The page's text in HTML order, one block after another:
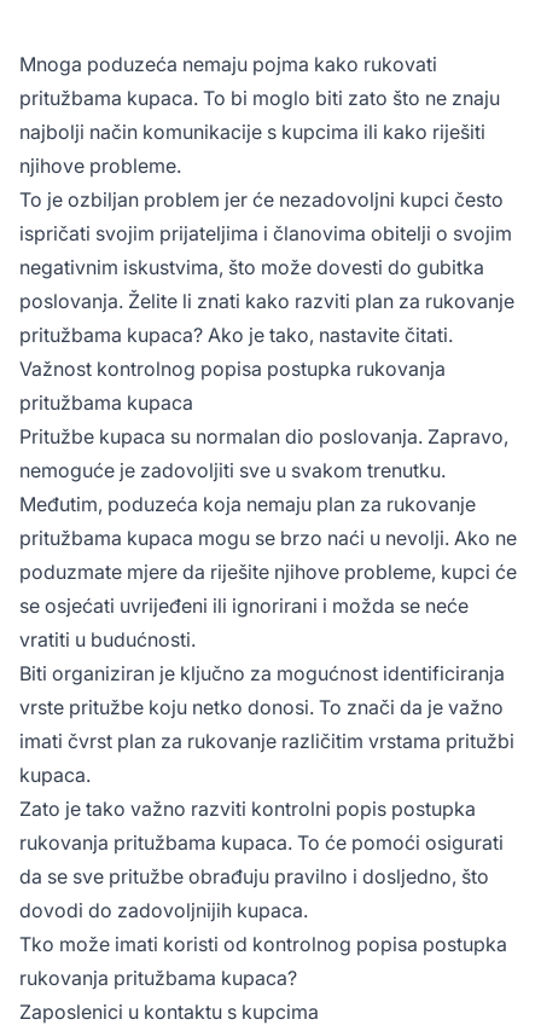
Mnoga poduzeća nemaju pojma kako rukovati
pritužbama kupaca. To bi moglo biti zato što ne znaju
najbolji način komunikacije s kupcima ili kako riješiti
njihove probleme.
To je ozbiljan problem jer će nezadovoljni kupci često
ispričati svojim prijateljima i članovima obitelji o svojim
negativnim iskustvima, što može dovesti do gubitka
poslovanja. Želite li znati kako razviti plan za rukovanje
pritužbama kupaca? Ako je tako, nastavite čitati.
Važnost kontrolnog popisa postupka rukovanja
pritužbama kupaca
Pritužbe kupaca su normalan dio poslovanja. Zapravo,
nemoguće je zadovoljiti sve u svakom trenutku.
Međutim, poduzeća koja nemaju plan za rukovanje
pritužbama kupaca mogu se brzo naći u nevolji. Ako ne
poduzmate mjere da riješite njihove probleme, kupci će
se osjećati uvrijeđeni ili ignorirani i možda se neće
vratiti u budućnosti.
Biti organiziran je ključno za mogućnost identificiranja
vrste pritužbe koju netko donosi. To znači da je važno
imati čvrst plan za rukovanje različitim vrstama pritužbi
kupaca.
Zato je tako važno razviti kontrolni popis postupka
rukovanja pritužbama kupaca. To će pomoći osigurati
da se sve pritužbe obrađuju pravilno i dosljedno, što
dovodi do zadovoljnijih kupaca.
Tko može imati koristi od kontrolnog popisa postupka
rukovanja pritužbama kupaca?
Zaposlenici u kontaktu s kupcima